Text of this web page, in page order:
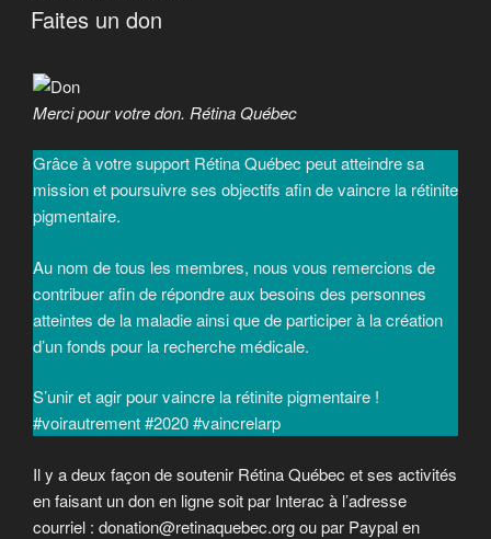
LE
Faites un don
Merci pour votre don. Rétina Québec
Grâce à votre support Rétina Québec peut atteindre sa
mission et poursuivre ses objectifs afin de vaincre la rétinite
pigmentaire.
Au nom de tous les membres, nous vous remercions de
contribuer afin de répondre aux besoins des personnes
atteintes de la maladie ainsi que de participer à la création
d’un fonds pour la recherche médicale.
S’unir et agir pour vaincre la rétinite pigmentaire !
#voirautrement #2020 #vaincrelarp
Il y a deux façon de soutenir Rétina Québec et ses activités
en faisant un don en ligne soit par Interac à l’adresse
courriel : donation@retinaquebec.org ou par Paypal en